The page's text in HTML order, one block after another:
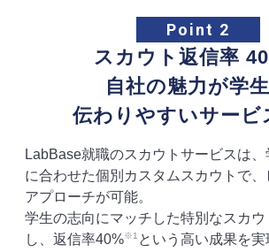
Point 2
スカウト返信率
自社の魅力が学
伝わりやすいサービ
LabBase就職のスカウトサービスは、
に合わせた個別カスタムスカウトで
アプローチが可能。
学生の志向にマッチした特別なスカ
し、返信率40%※1 という高い成果を実